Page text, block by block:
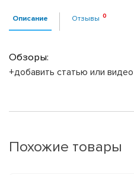
Описание Отзывы
Обзоры:
+добавить статью или видео
Похожие товары